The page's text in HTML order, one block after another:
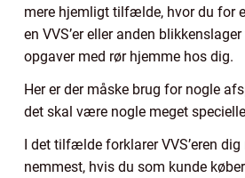
mere hjemligt tilfælde, hvor du for
en VVS’er eller anden
opgaver med rør hjemme hos dig.
Her er der måske brug for nogle
det skal være nogle meget
I det tilfælde forklarer VVS’eren
nemmest, hvis du som kunde